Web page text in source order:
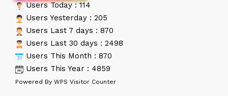
Users Today : 114
Users Yesterday : 205
Users Last 7 days : 870
Users Last 30 days : 2498
Users This Month : 870
Users This Year : 4859
Powered By WPS Visitor Counter